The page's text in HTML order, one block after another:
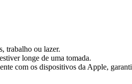
trabalho ou lazer.
longe de uma tomada.
com os dispositivos da Apple,